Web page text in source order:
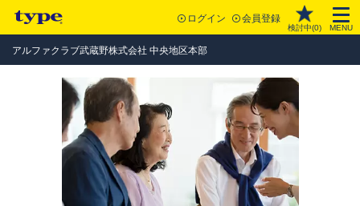
ログイン 会員登録
検討中(0) MENU
アルファクラブ武蔵野株式会社 中央地区本部